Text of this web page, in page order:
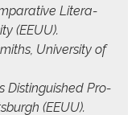
Lit­er­a­
(EEUU).
Uni­ver­si­ty of
Dis­tin­guished Pro­
(EEUU).